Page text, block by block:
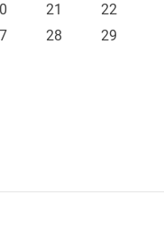
21
22
28
29